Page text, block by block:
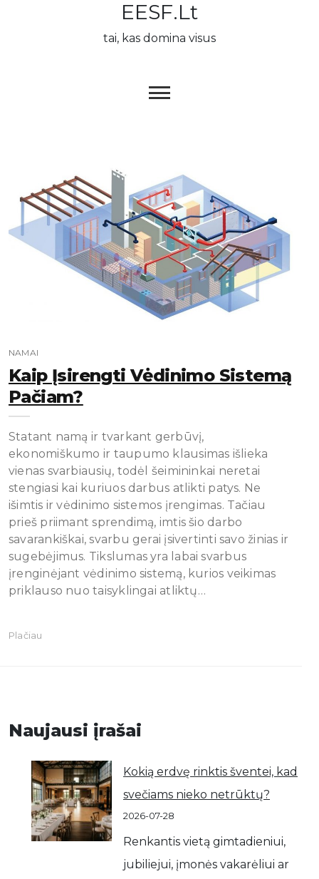
EESF.lt
tai, kas domina visus
NAMAI
Kaip Įsirengti Vėdinimo Sistemą
Pačiam?
Statant namą ir tvarkant gerbūvį,
ekonomiškumo ir taupumo klausimas išlieka
vienas svarbiausių, todėl šeimininkai neretai
stengiasi kai kuriuos darbus atlikti patys. Ne
išimtis ir vėdinimo sistemos įrengimas. Tačiau
prieš priimant sprendimą, imtis šio darbo
savarankiškai, svarbu gerai įsivertinti savo žinias ir
sugebėjimus. Tikslumas yra labai svarbus
įrenginėjant vėdinimo sistemą, kurios veikimas
priklauso nuo taisyklingai atliktų…
Plačiau
Naujausi įrašai
Kokią erdvę rinktis šventei, kad
svečiams nieko netrūktų?
2026-07-28
Renkantis vietą gimtadieniui,
jubiliejui, įmonės vakarėliui ar